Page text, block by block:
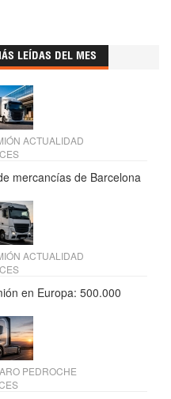
LEÍDAS DEL MES
ACTUALIDAD
mercancías de Barcelona
ACTUALIDAD
en Europa: 500.000
PEDROCHE